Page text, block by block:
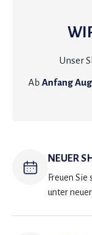
Unser
Ab Anfang
NEUER
Freuen
unter